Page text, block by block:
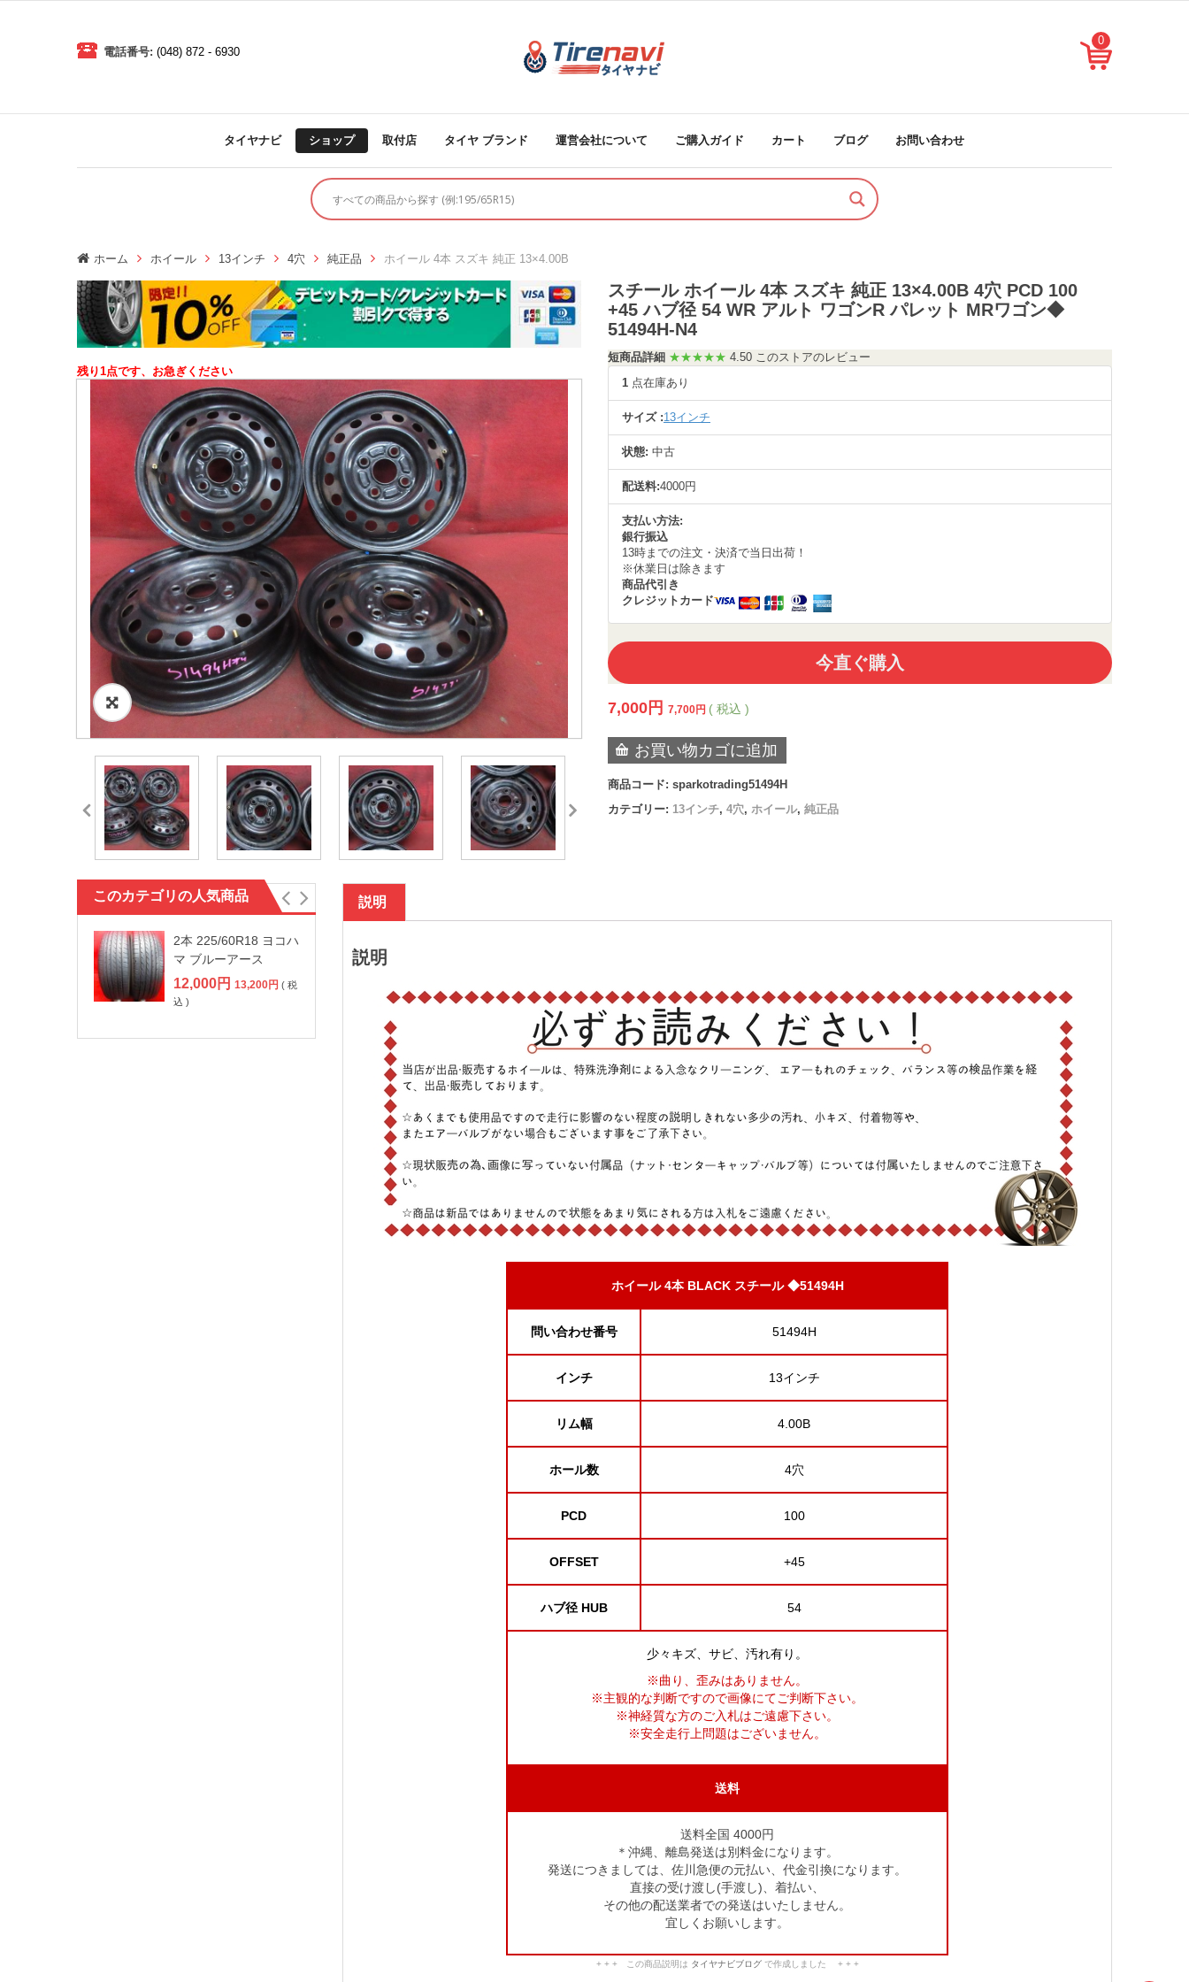
0
電話番号: (048) 872 - 6930
タイヤナビ ショップ 取付店 タイヤ ブランド 運営会社について ご購入ガイド カート ブログ お問い合わせ
ホーム ホイール 13インチ 4穴 純正品 ホイール 4本 スズキ 純正 13×4.00B
残り1点です、お急ぎください
スチール ホイール 4本 スズキ 純正 13×4.00B 4穴 PCD 100
+45 ハブ径 54 WR アルト ワゴンR パレット MRワゴン◆
51494H-N4
短商品詳細 ★★★★★ 4.50 このストアのレビュー
1 点在庫あり
サイズ :13インチ
状態: 中古
配送料:4000円
支払い方法:
銀行振込
13時までの注文・決済で当日出荷！
※休業日は除きます
商品代引き
クレジットカード
今直ぐ購入
7,000 円 7,700円 ( 税込 )
お買い物カゴに追加
商品コード: sparkotrading51494H
カテゴリー: 13インチ, 4穴, ホイール, 純正品
このカテゴリの人気商品
2本 225/60R18 ヨコハ
マ ブルーアース
12,000円 13,200円 ( 税
込 )
説明
説明
ホイール 4本 BLACK スチール◆51494H
問い合わせ番号 51494H
インチ 13インチ
リム幅 4.00B
ホール数 4穴
PCD 100
OFFSET +45
ハブ径 HUB 54
少々キズ、サビ、汚れ有り。
※曲り、歪みはありません。
※主観的な判断ですので画像にてご判断下さい。
※神経質な方のご入札はご遠慮下さい。
※安全走行上問題はございません。
送料
送料全国 4000円
＊沖縄、離島発送は別料金になります。
発送につきましては、佐川急便の元払い、代金引換になります。
直接の受け渡し(手渡し)、着払い、
その他の配送業者での発送はいたしません。
宜しくお願いします。
+ + + この商品説明は タイヤナビブログで作成しました + + +